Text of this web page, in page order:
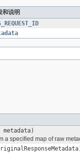
和说明
metadata)
a specified map of raw